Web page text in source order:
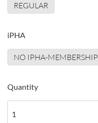
REGULAR
iPHA
NO IPHA-MEMBERSHIP
Quantity